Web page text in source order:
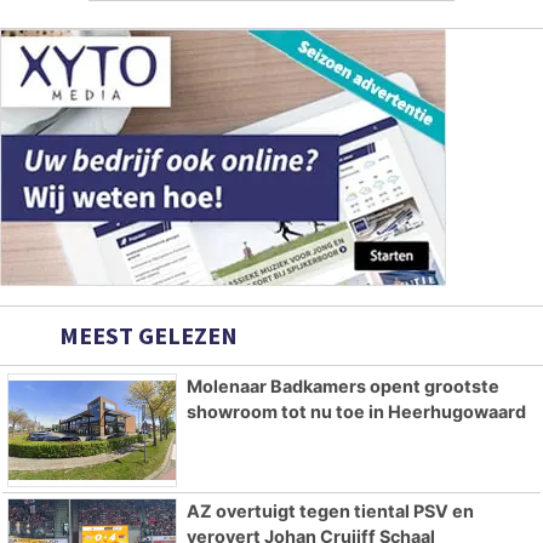
MEEST GELEZEN
Molenaar Badkamers opent grootste
showroom tot nu toe in Heerhugowaard
AZ overtuigt tegen tiental PSV en
verovert Johan Cruijff Schaal